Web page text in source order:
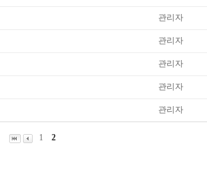
관리자
관리자
관리자
관리자
관리자
1 2